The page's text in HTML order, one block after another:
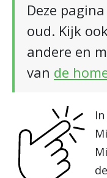
Deze
oud. Kijk
andere en
van de